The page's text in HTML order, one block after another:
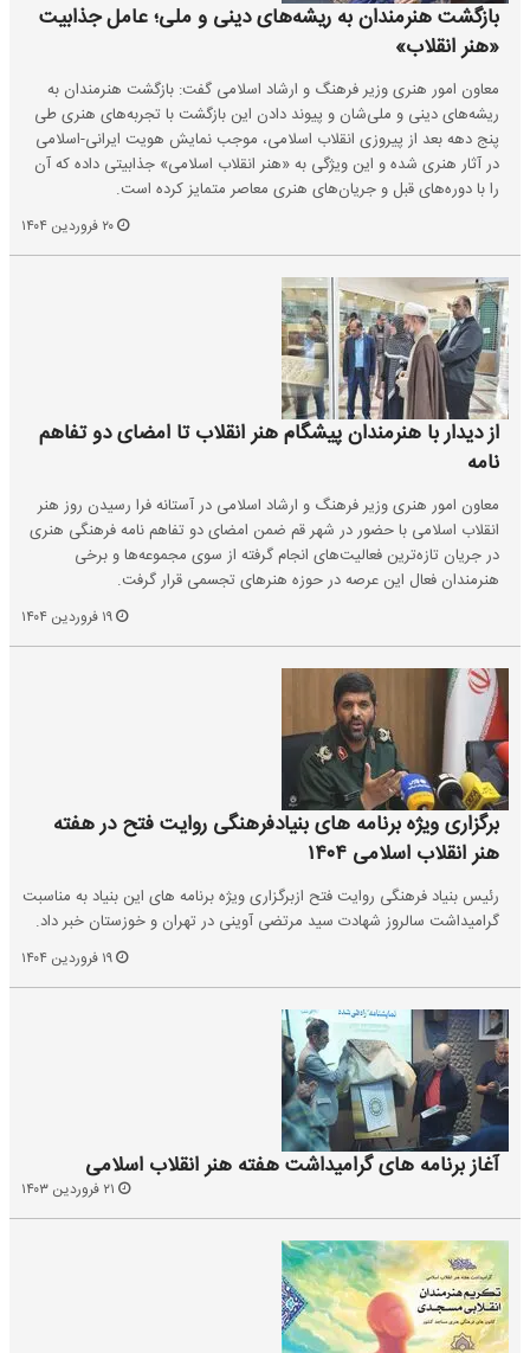
بازگشت هنرمندان به ریشه‌های دینی و ملی؛ عامل جذابیت
«هنر انقلاب»
معاون امور هنری وزیر فرهنگ و ارشاد اسلامی گفت: بازگشت هنرمندان به
ریشه‌های دینی و ملی‌شان و پیوند دادن این بازگشت با تجربه‌های هنری طی
پنج دهه بعد از پیروزی انقلاب اسلامی، موجب نمایش هویت ایرانی-اسلامی
در آثار هنری شده و این ویژگی به «هنر انقلاب اسلامی» جذابیتی داده که آن
را با دوره‌های قبل و جریان‌های هنری معاصر متمایز کرده است.
از دیدار با هنرمندان پیشگام هنر انقلاب تا امضای دو تفاهم
نامه
معاون امور هنری وزیر فرهنگ و ارشاد اسلامی در آستانه فرا رسیدن روز هنر
انقلاب اسلامی با حضور در شهر قم ضمن امضای دو تفاهم نامه فرهنگی هنری
در جریان تازه‌ترین فعالیت‌های انجام گرفته از سوی مجموعه‌ها و برخی
هنرمندان فعال این عرصه در حوزه هنرهای تجسمی قرار گرفت.
برگزاری ویژه برنامه های بنیادفرهنگی روایت فتح در هفته
هنر انقلاب اسلامی ۱۴۰۴
رئیس بنیاد فرهنگی روایت فتح ازبرگزاری ویژه برنامه های این بنیاد به مناسبت
گرامیداشت سالروز شهادت سید مرتضی آوینی در تهران و خوزستان خبر داد.
آغاز برنامه های گرامیداشت هفته هنر انقلاب اسلامی